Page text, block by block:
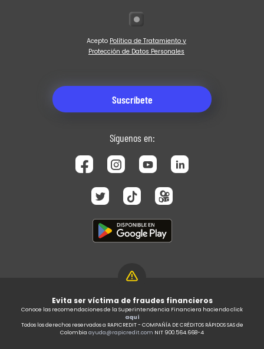
Acepto Política de Tratamiento y
Protección de Datos Personales
Síguenos en:
Evita ser víctima de fraudes financieros
Conoce las recomendaciones de la Superintendencia Financiera haciendo click
aquí
Todos los derechos reservados a RAPICREDIT - COMPAÑÍA DE CRÉDITOS RÁPIDOS SAS de
Colombia ayuda@rapicredit.com NIT 900.564.668-4